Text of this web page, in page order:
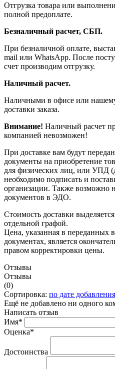
Отгрузка товара или
полной предоплате.
Безналичный расчет, СБП.
При безналичной оплате,
mail или WhatsApp. После
счет производим отгрузку.
Наличный расчет.
Наличными в офисе или
доставки заказа.
Внимание! Наличный расчет
компанией невозможен!
При доставке вам будут
документы на приобретение
для физических лиц, или УПД
необходимо подписать и
организации. Также возможно
документов в ЭДО.
Стоимость доставки
отдельной графой.
Цена, указанная в переданных
документах, является
правом корректировки цены.
Отзывы
Отзывы
(0)
Сортировка: по дате добавления
Ещё не добавлено ни одного
Написать отзыв
Имя*
Оценка*
Достоинства